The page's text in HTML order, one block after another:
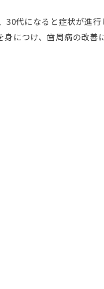
30代になると症状が進
につけ、歯周病の改善